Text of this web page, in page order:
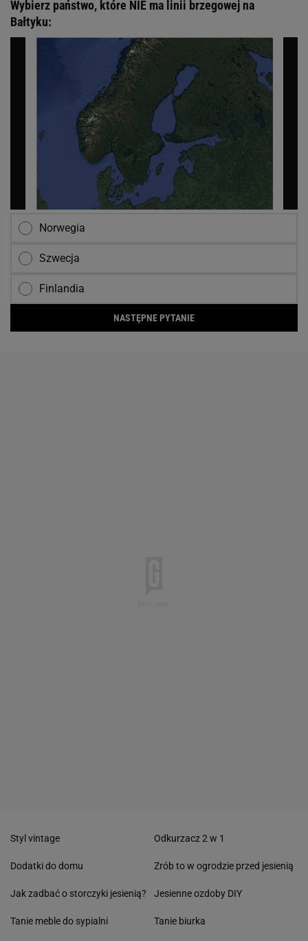
Wybierz państwo, które NIE ma linii brzegowej na
Bałtyku:
Norwegia
Szwecja
Finlandia
NASTĘPNE PYTANIE
Styl vintage
Dodatki do domu
Jak zadbać o storczyki jesienią?
Tanie meble do sypialni
Odkurzacz 2 w 1
Zrób to w ogrodzie przed jesienią
Jesienne ozdoby DIY
Tanie biurka